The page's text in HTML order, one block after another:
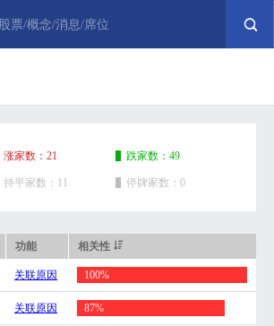
股票/概念/消息/席位
涨家数：21
持平家数：11
跌家数：49
停牌家数：0
功能 相关性
关联原因 100%
关联原因 87%